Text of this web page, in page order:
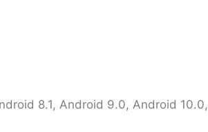
8.1, Android 9.0, Android 10.0,